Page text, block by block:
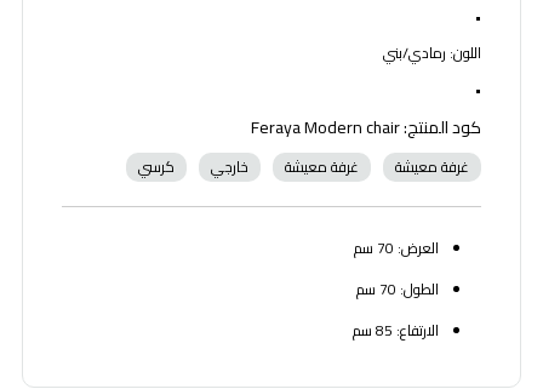
•
اللون: رمادي/بني
•
كود المنتج: Feraya Modern chair
غرفة معيشة غرفة معيشة خارجي كرسي
العرض: 70 سم
الطول: 70 سم
الارتفاع: 85 سم